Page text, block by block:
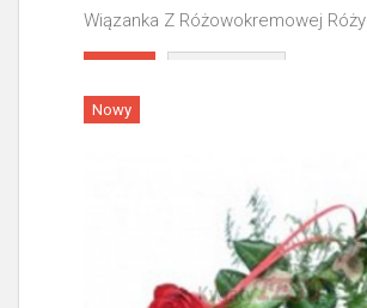
Wiązanka Z Różowokremowej Róży
Nowy